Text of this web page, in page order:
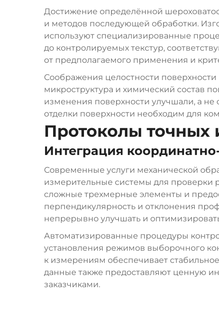
Достижение определённой
и методов последующей обработки.
используют специализированные
до контролируемых текстур,
от предполагаемого применения и
Соображения целостности
микроструктура и химический состав
изменения поверхности улучшали, а не
отделки поверхности необходим для
Протоколы точных
Интеграция
Современные услуги механической
измерительные системы для проверки
сложные трехмерные элементы и
перпендикулярность и отклонения
непрерывно улучшать и
Автоматизированные процедуры
установления режимов выборочного
к измерениям обеспечивает
данные также предоставляют ценную
заказчиками.